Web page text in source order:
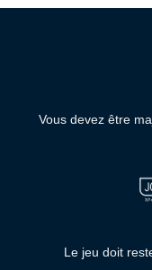
Vous devez être
Le jeu doit